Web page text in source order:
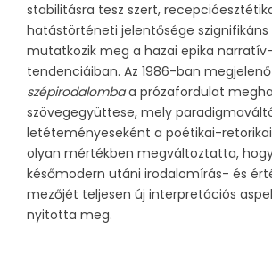
stabilitásra tesz szert,
hatástörténeti jelentősége
mutatkozik meg a hazai epika
tendenciáiban. Az 1986-ban megjelenő
szépirodalombaa prózafordulat
szövegegyüttese, mely
letéteményeseként a poétikai-
olyan mértékben megváltoztatta,
későmodern utáni irodalomírás- és
mezőjét teljesen új interpretációs
nyitotta meg.